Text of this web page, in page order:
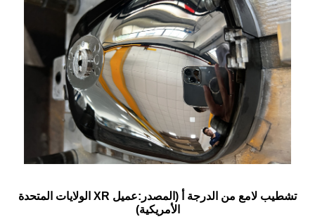
تشطيب لامع من الدرجة أ (المصدر:
عميل XR الولايات المتحدة
الأمريكية)